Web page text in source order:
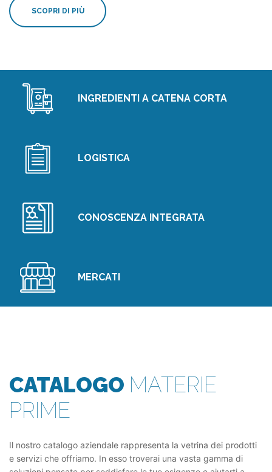
SCOPRI DI PIÙ
INGREDIENTI A CATENA CORTA
LOGISTICA
CONOSCENZA INTEGRATA
MERCATI
CATALOGO MATERIE
PRIME
Il nostro catalogo aziendale rappresenta la vetrina dei prodotti
e servizi che offriamo. In esso troverai una vasta gamma di